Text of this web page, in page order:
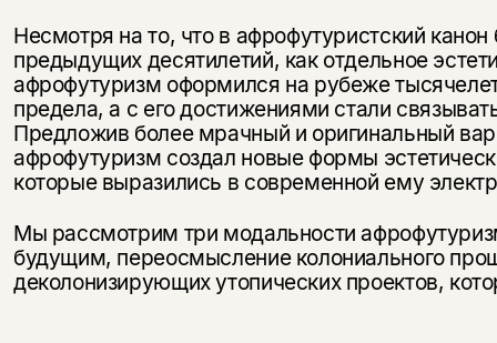
Несмотря на то, что в афрофутуристский
предыдущих десятилетий, как отдельное
афрофутуризм оформился на рубеже
предела, а с его достижениями стали
Предложив более мрачный и оригинальный
афрофутуризм создал новые формы
которые выразились в современной ему
Мы рассмотрим три модальности
будущим, переосмысление колониального
деколонизирующих утопических проектов,